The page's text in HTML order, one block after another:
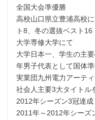
全国大会準優勝
高校山口県立豊浦高校
ト8、冬の選抜ベスト16
大学専修大学にて
大学日本一、学生の主
年男子代表として国体
実業団九州電力アーテ
社会人主要3大タイトル
2012年シーズン3冠達成
2011年～2012年シーズ